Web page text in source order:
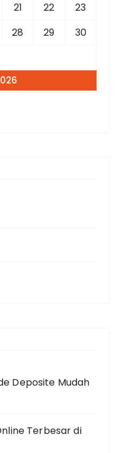
21 22
23
28 29
30
Deposite Mudah
Terbesar di